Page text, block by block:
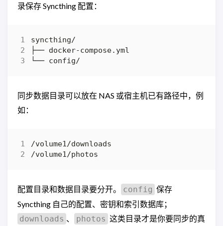
录保存 Syncthing 配置：
同步数据目录可以放在 NAS 或宿主机已有路径中，例
如：
配置目录和数据目录要分开。 config 保存
Syncthing 自己的配置、密钥和索引数据库；
downloads 、 photos 这类目录才是你要同步的真